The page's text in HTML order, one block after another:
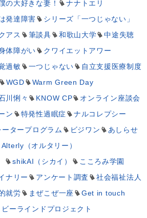
の大好きな妻！
ナナトエリ
発達障害
シリーズ「一つじゃない」
アス 筆談具 和歌山大学
中途失聴
体障がい
クワイエットアワー
過敏 一つじゃない
自立支援医療制度
WGD
Warm Green Day
川悧々 KNOW CP
オンライン座談会
ン
特発性過眠症
ナルコレプシー
タープログラム
ビジワン
あしらせ
Alterly（オルタリー）
shikAI（シカイ）
こころみ学園
ナリー
アンケート調査
社会福祉法人
就労 まぜこぜ一座
Get in touch
ビーラインドプロジェクト